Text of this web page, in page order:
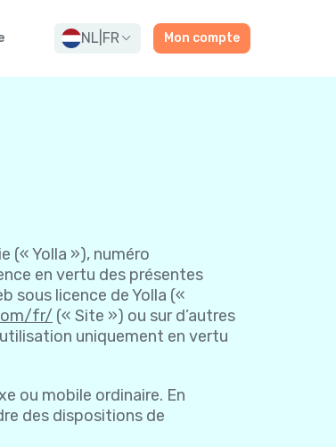
NL FR Mon compte
(« Yolla »), numéro
en vertu des présentes
sous licence de Yolla («
fr/ (« Site ») ou sur d’autres
uniquement en vertu
ou mobile ordinaire. En
des dispositions de